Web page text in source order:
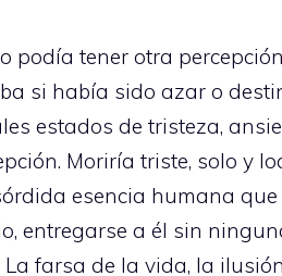
podía tener otra
si había sido azar o
estados de tristeza,
Moriría triste, solo y
esencia humana
entregarse a él sin
farsa de la vida, la